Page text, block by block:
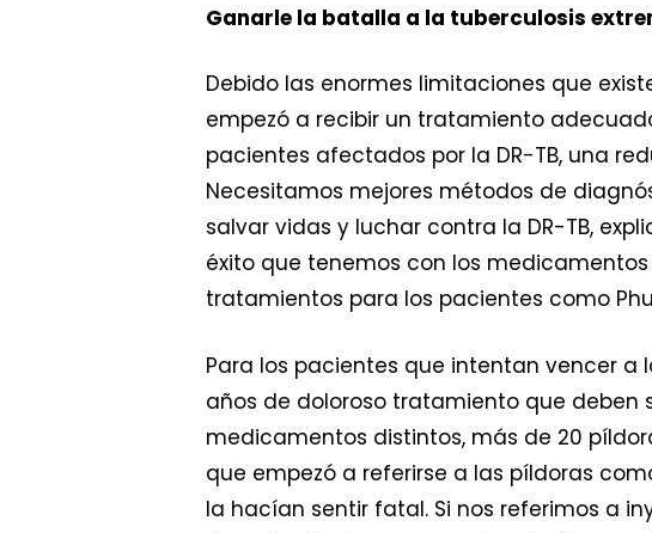
Ganarle la batalla a la tuberculosis
Debido las enormes limitaciones que
empezó a recibir un tratamiento
pacientes afectados por la DR-TB, una
Necesitamos mejores métodos de
salvar vidas y luchar contra la DR-TB,
éxito que tenemos con los
tratamientos para los pacientes como
Para los pacientes que intentan vencer a
años de doloroso tratamiento que deben
medicamentos distintos, más de 20
que empezó a referirse a las píldoras
la hacían sentir fatal. Si nos referimos a